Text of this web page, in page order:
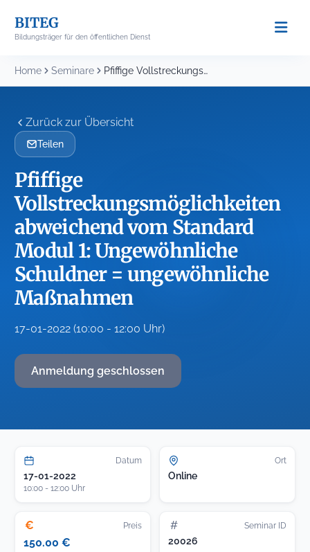
content
BITEG
Bildungsträger für den öffentlichen Dienst
Home Seminare Pfiffige Vollstreckungsmöglichkeiten abweichend vom Standard Modul 1: Ungewöhnliche...
Zurück zur Übersicht
Teilen
Pfiffige
Vollstreckungsmöglichkeiten
abweichend vom Standard
Modul 1: Ungewöhnliche
Schuldner = ungewöhnliche
Maßnahmen
17-01-2022 (10:00 - 12:00 Uhr)
Anmeldung geschlossen
Datum
17-01-2022
10:00 - 12:00 Uhr
Ort
Online
€ Preis
150.00 €
# Seminar ID
20026